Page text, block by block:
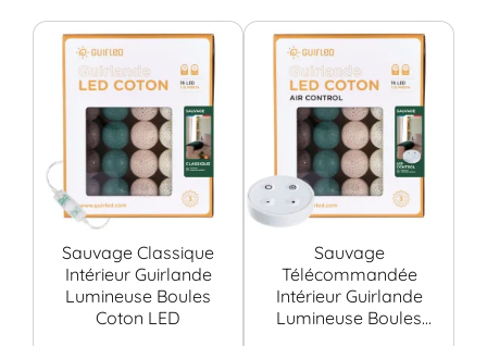
Sauvage Classique
Intérieur Guirlande
Lumineuse Boules
Coton LED
Sauvage
Télécommandée
Intérieur Guirlande
Lumineuse Boules